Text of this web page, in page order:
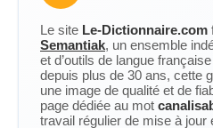
Le site Le-Dictionnaire.com
Semantiak, un ensemble
et d’outils de langue
depuis plus de 30 ans, cette
une image de qualité et de
page dédiée au mot
travail régulier de mise à jour